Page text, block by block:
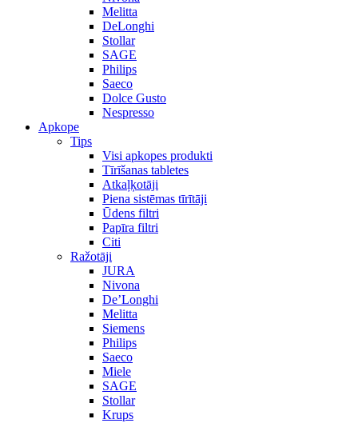
Melitta
DeLonghi
Stollar
SAGE
Philips
Saeco
Dolce Gusto
Nespresso
Apkope
Tips
Visi apkopes produkti
Tīrīšanas tabletes
Atkaļķotāji
Piena sistēmas tīrītāji
Ūdens filtri
Papīra filtri
Citi
Ražotāji
JURA
Nivona
De’Longhi
Melitta
Siemens
Philips
Saeco
Miele
SAGE
Stollar
Krups